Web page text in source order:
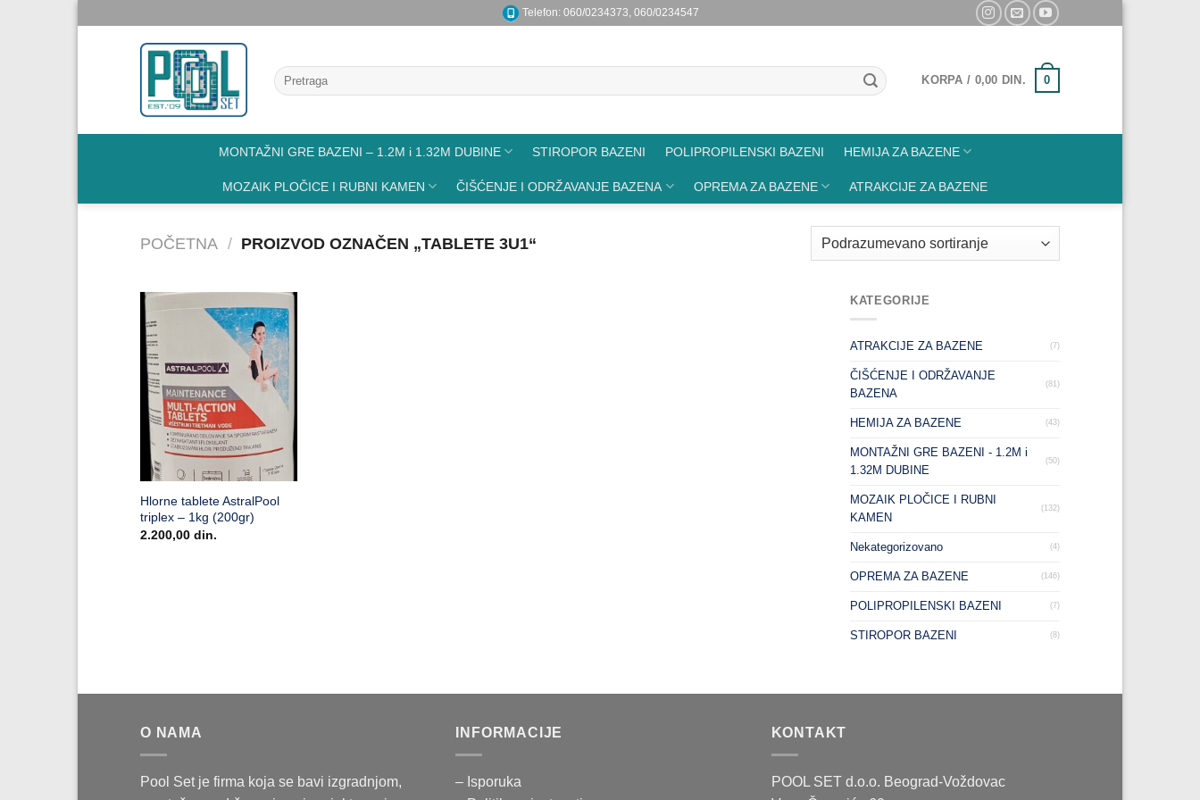
Telefon: 060/0234373, 060/0234547
Pretraga
za:
KORPA / 0,00 DIN. 0
MONTAŽNI GRE BAZENI – 1.2M i 1.32M DUBINE STIROPOR BAZENI POLIPROPILENSKI BAZENI HEMIJA ZA BAZENE
MOZAIK PLOČICE I RUBNI KAMEN ČIŠĆENJE I ODRŽAVANJE BAZENA OPREMA ZA BAZENE ATRAKCIJE ZA BAZENE
POČETNA / PROIZVOD OZNAČEN „TABLETE 3U1“
Hlorne tablete AstralPool
triplex – 1kg (200gr)
2.200,00 din.
KATEGORIJE
ATRAKCIJE ZA BAZENE (7)
ČIŠĆENJE I ODRŽAVANJE
BAZENA
(81)
HEMIJA ZA BAZENE (43)
MONTAŽNI GRE BAZENI - 1.2M i
1.32M DUBINE
(50)
MOZAIK PLOČICE I RUBNI
KAMEN
(132)
Nekategorizovano (4)
OPREMA ZA BAZENE (146)
POLIPROPILENSKI BAZENI (7)
STIROPOR BAZENI (8)
O NAMA
Pool Set je firma koja se bavi izgradnjom,
INFORMACIJE
– Isporuka
KONTAKT
POOL SET d.o.o. Beograd-Voždovac